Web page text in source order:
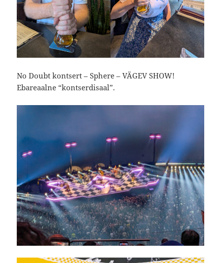
No Doubt kontsert – Sphere – VÄGEV SHOW!
Ebareaalne “kontserdisaal”.